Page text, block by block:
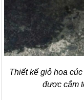
Thiết kế giỏ hoa
được cắm